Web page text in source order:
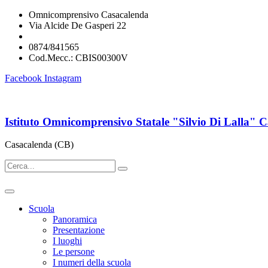
Omnicomprensivo Casacalenda
Via Alcide De Gasperi 22
0874/841565
Cod.Mecc.: CBIS00300V
Facebook Instagram
Istituto Omnicomprensivo Statale "Silvio Di Lalla"
Casacalenda (CB)
Scuola
Panoramica
Presentazione
I luoghi
Le persone
I numeri della scuola